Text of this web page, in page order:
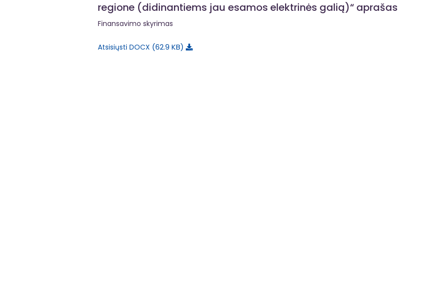
regione (didinantiems jau esamos elektrinės galią)“ aprašas
Finansavimo skyrimas
Atsisiųsti DOCX 62.9 KB